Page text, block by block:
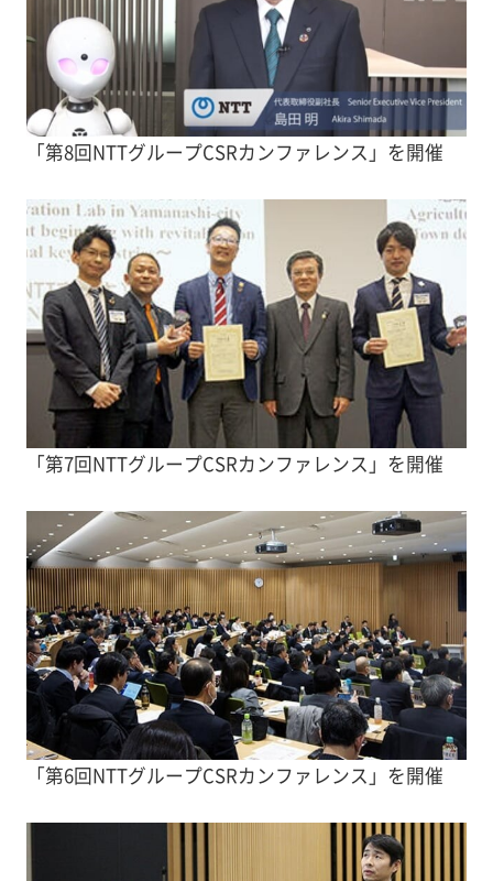
「第8回NTTグループCSRカンファレンス」を開催
「第7回NTTグループCSRカンファレンス」を開催
「第6回NTTグループCSRカンファレンス」を開催